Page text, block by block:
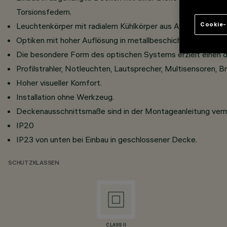
Torsionsfedern.
Leuchtenkörper mit radialem Kühlkörper aus
Optiken mit hoher Auflösung in metallbeschichtetem
Die besondere Form des optischen Systems erzielt
Profilstrahler, Notleuchten, Lautsprecher, Multisensoren,
Hoher visueller Komfort.
Installation ohne Werkzeug.
Deckenausschnittsmaße sind in der Montageanleitung
IP20
IP23 von unten bei Einbau in geschlossener Decke.
SCHUTZKLASSEN
CLASS II